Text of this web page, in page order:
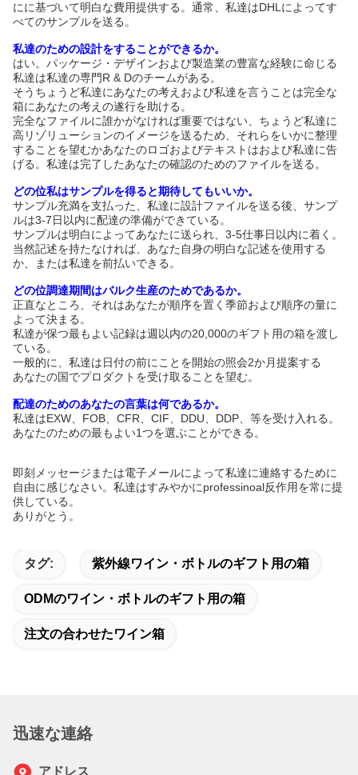
にに基づいて明白な費用提供する。通常、私達はDHLによってす
べてのサンプルを送る。
私達のための設計をすることができるか。
はい。パッケージ・デザインおよび製造業の豊富な経験に命じる
私達は私達の専門R & Dのチームがある。
そうちょうど私達にあなたの考えおよび私達を言うことは完全な
箱にあなたの考えの遂行を助ける。
完全なファイルに誰かがなければ重要ではない、ちょうど私達に
高リゾリューションのイメージを送るため、それらをいかに整理
することを望むかあなたのロゴおよびテキストはおよび私達に告
げる。私達は完了したあなたの確認のためのファイルを送る。
どの位私はサンプルを得ると期待してもいいか。
サンプル充満を支払った、私達に設計ファイルを送る後、サンプ
ルは3-7日以内に配達の準備ができている。
サンプルは明白によってあなたに送られ、3-5仕事日以内に着く。
当然記述を持たなければ、あなた自身の明白な記述を使用する
か、または私達を前払いできる。
どの位調達期間はバルク生産のためであるか。
正直なところ、それはあなたが順序を置く季節および順序の量に
よって決まる。
私達が保つ最もよい記録は週以内の20,000のギフト用の箱を渡し
ている。
一般的に、私達は日付の前にことを開始の照会2か月提案する
あなたの国でプロダクトを受け取ることを望む。
配達のためのあなたの言葉は何であるか。
私達はEXW、FOB、CFR、CIF、DDU、DDP、等を受け入れる。
あなたのための最もよい1つを選ぶことができる。
即刻メッセージまたは電子メールによって私達に連絡するために
自由に感じなさい。私達はすみやかにprofessinoal反作用を常に提
供している。
ありがとう。
タグ: 紫外線ワイン・ボトルのギフト用の箱
ODMのワイン・ボトルのギフト用の箱
注文の合わせたワイン箱
迅速な連絡
アドレス